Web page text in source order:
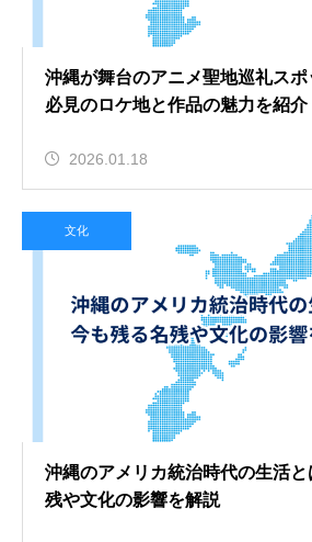
沖縄が舞台のアニメ聖地巡礼ス
必見のロケ地と作品の魅力を紹介
2026.01.18
文化
沖縄のアメリカ統治時代の生活と
残や文化の影響を解説